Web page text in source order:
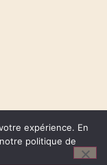
expérience. En
politique de